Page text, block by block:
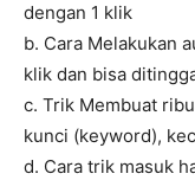
dengan 1 klik
b. Cara Melakukan
klik dan bisa
c. Trik Membuat
kunci (keyword),
d. Cara trik masuk